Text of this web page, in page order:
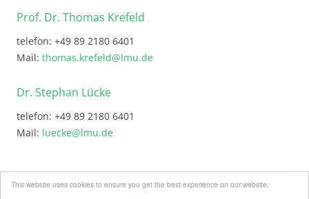
This website uses cookies to ensure you get the best experience on our website.
Prof. Dr. Thomas Krefeld
telefon: +49 89 2180 6401
Mail: thomas.krefeld@lmu.de
Dr. Stephan Lücke
telefon: +49 89 2180 6401
Mail: luecke@lmu.de